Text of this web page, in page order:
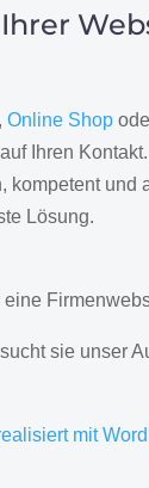
Online Shop
Ihren
kompetent und
Lösung.
sie unser
mit